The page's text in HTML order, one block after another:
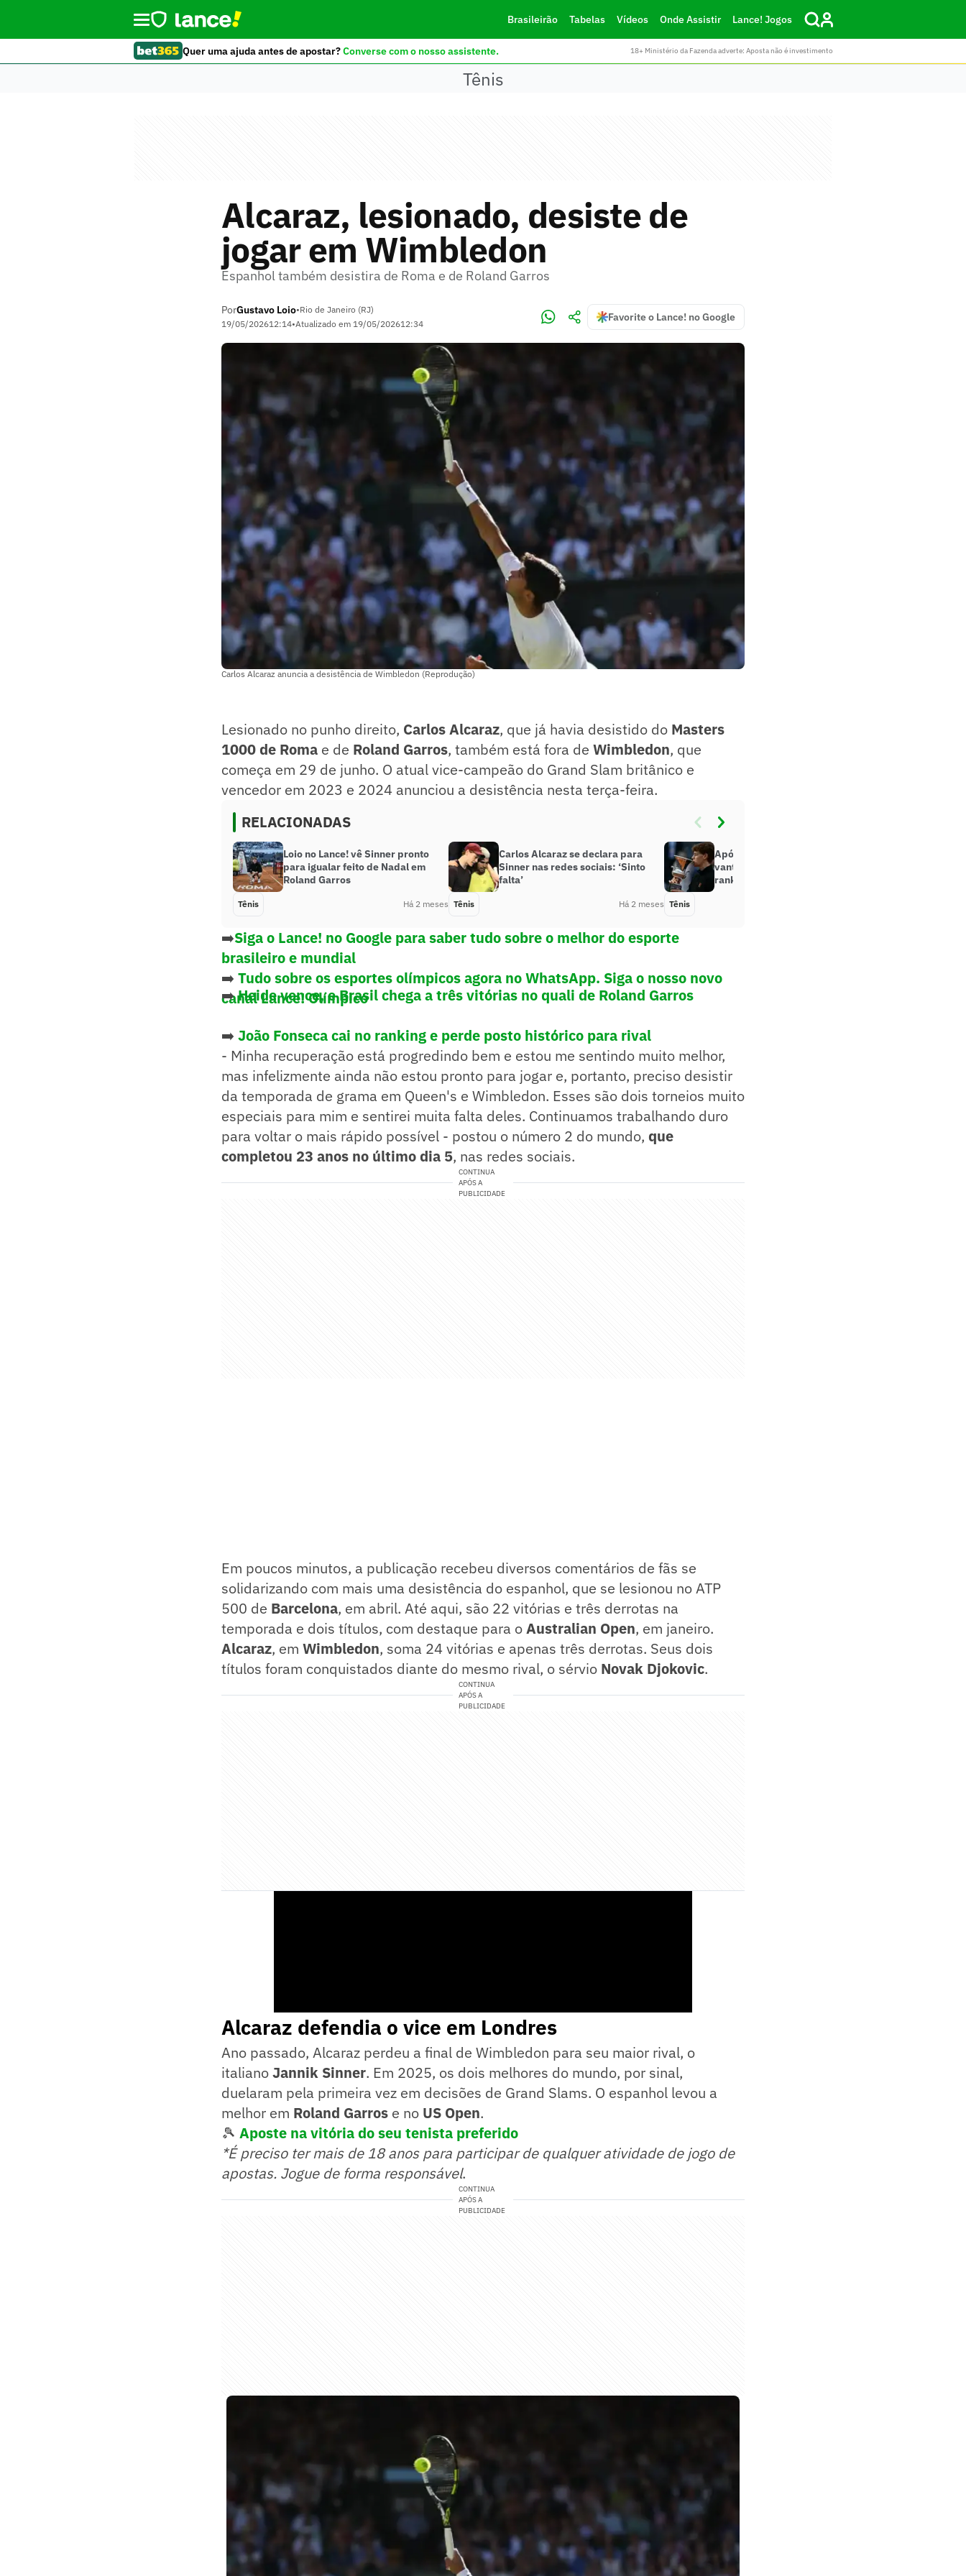
Brasileirão Tabelas Vídeos Onde Assistir Lance! Jogos
Quer uma ajuda antes de apostar?Converse com o nosso assistente. 18+ Ministério da Fazenda adverte: Aposta não é investimento
Tênis
Alcaraz, lesionado, desiste de
jogar em Wimbledon
Espanhol também desistira de Roma e de Roland Garros
PorGustavo Loio•Rio de Janeiro (RJ)
19/05/202612:14•Atualizado em 19/05/202612:34
Favorite o Lance! no Google
Carlos Alcaraz anuncia a desistência de Wimbledon (Reprodução)
Lesionado no punho direito, Carlos Alcaraz, que já havia desistido do Masters
1000 de Roma e de Roland Garros, também está fora de Wimbledon, que
começa em 29 de junho. O atual vice-campeão do Grand Slam britânico e
vencedor em 2023 e 2024 anunciou a desistência nesta terça-feira.
RELACIONADAS
Loio no Lance! vê Sinner pronto
para igualar feito de Nadal em
Roland Garros
Tênis Há 2 meses
Carlos Alcaraz se declara para
Sinner nas redes sociais: ‘Sinto
falta’
Tênis Há 2 meses
Após título em Roma, Sinner abre
vantagem sobre Alcaraz no
ranking
Tênis
➡️Siga o Lance! no Google para saber tudo sobre o melhor do esporte
brasileiro e mundial
➡️ Tudo sobre os esportes olímpicos agora no WhatsApp. Siga o nosso novo
canal Lance! Olímpico
➡️Heide vence, e Brasil chega a três vitórias no quali de Roland Garros
➡️ João Fonseca cai no ranking e perde posto histórico para rival
- Minha recuperação está progredindo bem e estou me sentindo muito melhor,
mas infelizmente ainda não estou pronto para jogar e, portanto, preciso desistir
da temporada de grama em Queen's e Wimbledon. Esses são dois torneios muito
especiais para mim e sentirei muita falta deles. Continuamos trabalhando duro
para voltar o mais rápido possível - postou o número 2 do mundo, que
completou 23 anos no último dia 5, nas redes sociais.
CONTINUA
APÓS A
PUBLICIDADE
Em poucos minutos, a publicação recebeu diversos comentários de fãs se
solidarizando com mais uma desistência do espanhol, que se lesionou no ATP
500 de Barcelona, em abril. Até aqui, são 22 vitórias e três derrotas na
temporada e dois títulos, com destaque para oAustralian Open, em janeiro.
Alcaraz, em Wimbledon, soma 24 vitórias e apenas três derrotas. Seus dois
títulos foram conquistados diante do mesmo rival, o sérvio Novak Djokovic.
CONTINUA
APÓS A
PUBLICIDADE
Alcaraz defendia o vice em Londres
Ano passado, Alcaraz perdeu a final de Wimbledon para seu maior rival, o
italianoJannik Sinner. Em 2025, os dois melhores do mundo, por sinal,
duelaram pela primeira vez em decisões de Grand Slams. O espanhol levou a
melhor em Roland Garros e no US Open.
🎾 Aposte na vitória do seu tenista preferido
*É preciso ter mais de 18 anos para participar de qualquer atividade de jogo de
apostas. Jogue de forma responsável.
CONTINUA
APÓS A
PUBLICIDADE